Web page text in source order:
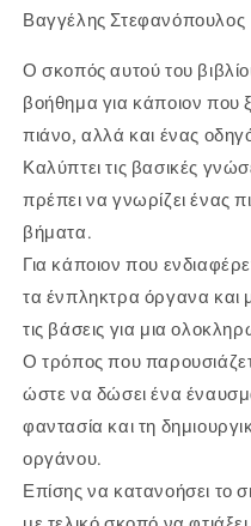
Βαγγέλης Στεφανόπουλος
Ο σκοπός αυτού του
βοήθημα για κάποιον που
πιάνο, αλλά και ένας
Καλύπτει τις βασικές
πρέπει να γνωρίζει ένας
βήματα.
Για κάποιον που
τα ένπληκτρα όργανα και
τις βάσεις για μια
Ο τρόπος που
ώστε να δώσει ένα
φαντασία και τη
οργάνου.
Επίσης να κατανοήσει το